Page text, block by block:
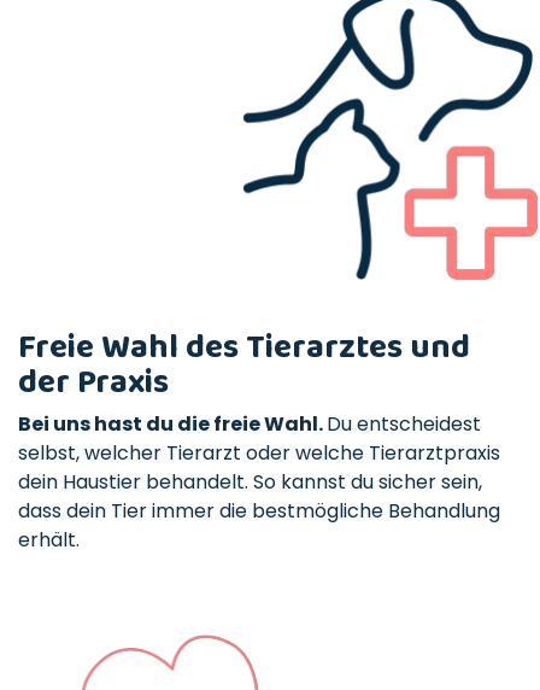
Freie Wahl des Tierarztes und
der Praxis
Bei uns hast du die freie Wahl.Du entscheidest
selbst, welcher Tierarzt oder welche Tierarztpraxis
dein Haustier behandelt. So kannst du sicher sein,
dass dein Tier immer die bestmögliche Behandlung
erhält.